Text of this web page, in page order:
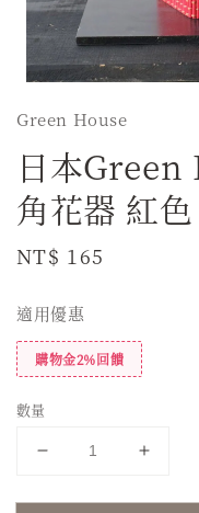
Green House
日本Green
角花器 紅色
Regular
NT$ 165
適用優惠
購物金2%回饋
數量